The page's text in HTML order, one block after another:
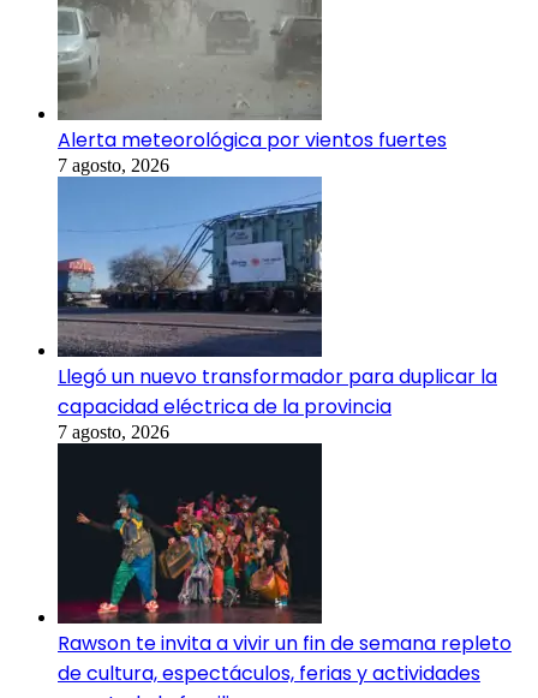
Alerta meteorológica por vientos fuertes
7 agosto, 2026
Llegó un nuevo transformador para duplicar la
capacidad eléctrica de la provincia
7 agosto, 2026
Rawson te invita a vivir un fin de semana repleto
de cultura, espectáculos, ferias y actividades